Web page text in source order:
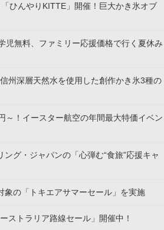
ひんやりKITTE」開催！巨大かき氷オブ
児無料、ファミリー応援価格で行く夏休み
州深層天然水を使用した創作かき氷3種の
～！イースター航空の年間最大特価イベン
ング・ジャパンの「心弾む“食旅”応援キャ
象の「トキエアサマーセール」を実施
ストラリア路線セール」開催中！